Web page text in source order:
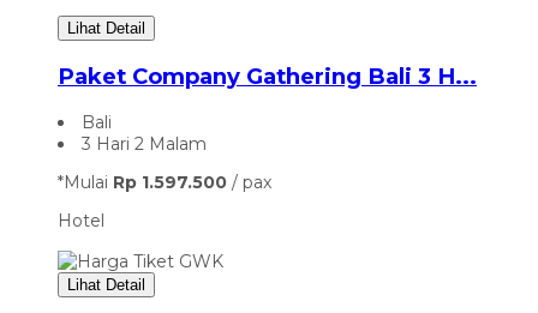
Lihat Detail
Paket Company Gathering Bali 3 H...
Bali
3 Hari 2 Malam
*Mulai Rp 1.597.500 / pax
Hotel
Lihat Detail